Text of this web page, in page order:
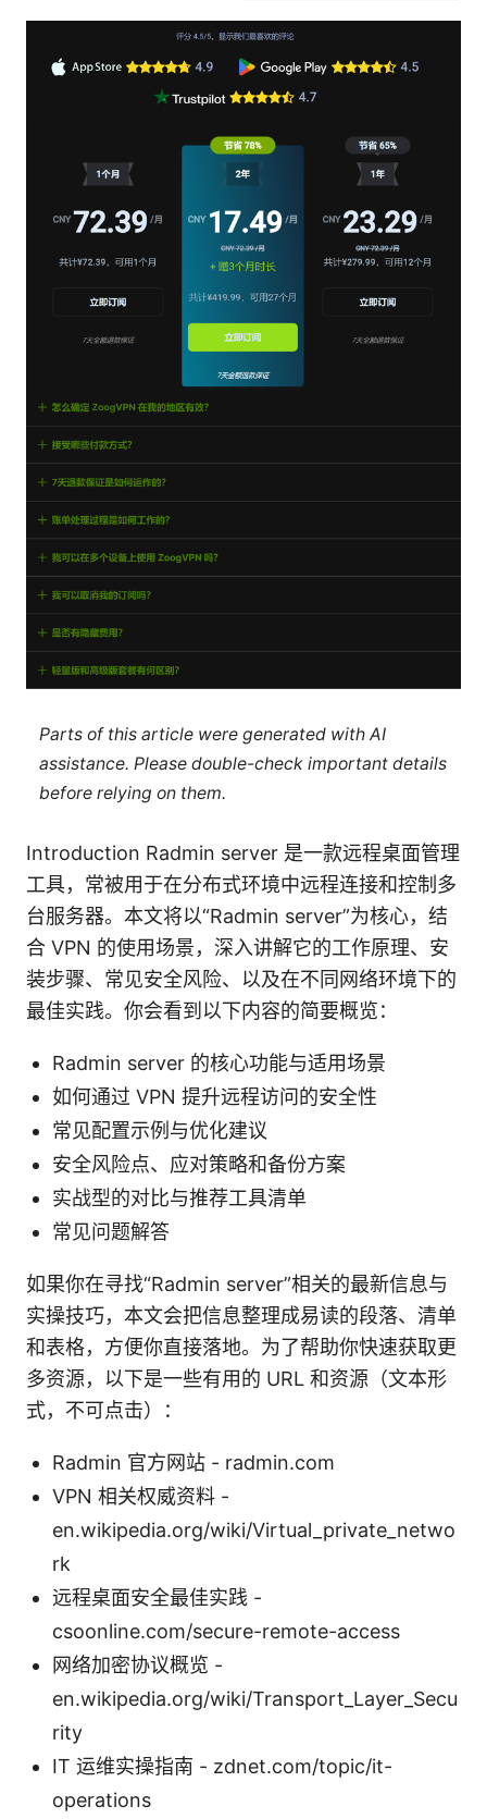
Parts of this article were generated with AI
assistance. Please double-check important details
before relying on them.
Introduction Radmin server 是一款远程桌面管理
工具，常被用于在分布式环境中远程连接和控制多
台服务器。本文将以“Radmin server”为核心，结
合 VPN 的使用场景，深入讲解它的工作原理、安
装步骤、常见安全风险、以及在不同网络环境下的
最佳实践。你会看到以下内容的简要概览：
Radmin server 的核心功能与适用场景
如何通过 VPN 提升远程访问的安全性
常见配置示例与优化建议
安全风险点、应对策略和备份方案
实战型的对比与推荐工具清单
常见问题解答
如果你在寻找“Radmin server”相关的最新信息与
实操技巧，本文会把信息整理成易读的段落、清单
和表格，方便你直接落地。为了帮助你快速获取更
多资源，以下是一些有用的 URL 和资源（文本形
式，不可点击）：
Radmin 官方网站 - radmin.com
VPN 相关权威资料 -
en.wikipedia.org/wiki/Virtual_private_netwo
rk
远程桌面安全最佳实践 -
csoonline.com/secure-remote-access
网络加密协议概览 -
en.wikipedia.org/wiki/Transport_Layer_Secu
rity
IT 运维实操指南 - zdnet.com/topic/it-
operations